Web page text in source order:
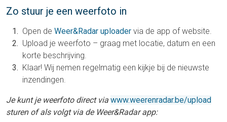
Zo stuur je een weerfoto in
Open de Weer&Radar uploader via de app of website.
Upload je weerfoto – graag met locatie, datum en een
korte beschrijving.
Klaar! Wij nemen regelmatig een kijkje bij de nieuwste
inzendingen.
Je kunt je weerfoto direct via www.weerenradar.be/upload
sturen of als volgt via de Weer&Radar app: